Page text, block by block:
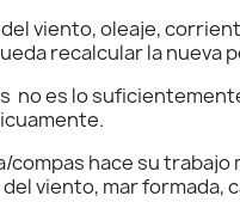
viento, oleaje,
recalcular la nueva
es lo
hace su
viento, mar formada,